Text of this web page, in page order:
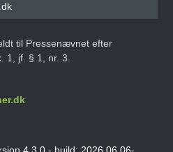
til Pressenævnet efter
1, jf. § 1, nr. 3.